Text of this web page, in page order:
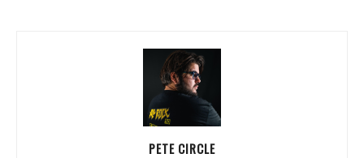
PETE CIRCLE